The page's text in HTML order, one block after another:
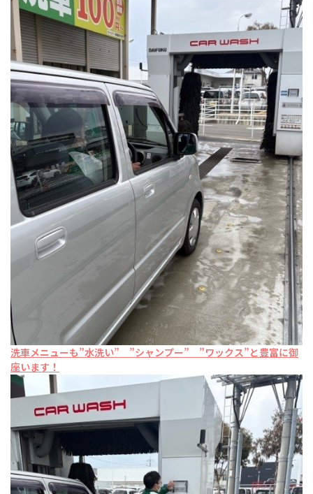
洗車メニューも”水洗い” ”シャンプー” ”ワックス”と豊富に御
座います！